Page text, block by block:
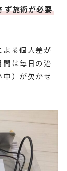
ず施術が必要
よる個人差が
間は毎日の治
）が欠かせ